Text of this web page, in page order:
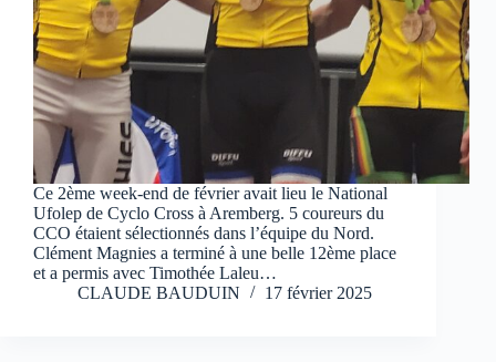
Ce 2ème week-end de février avait lieu le National
Ufolep de Cyclo Cross à Aremberg. 5 coureurs du
CCO étaient sélectionnés dans l’équipe du Nord.
Clément Magnies a terminé à une belle 12ème place
et a permis avec Timothée Laleu…
CLAUDE BAUDUIN
17 février 2025